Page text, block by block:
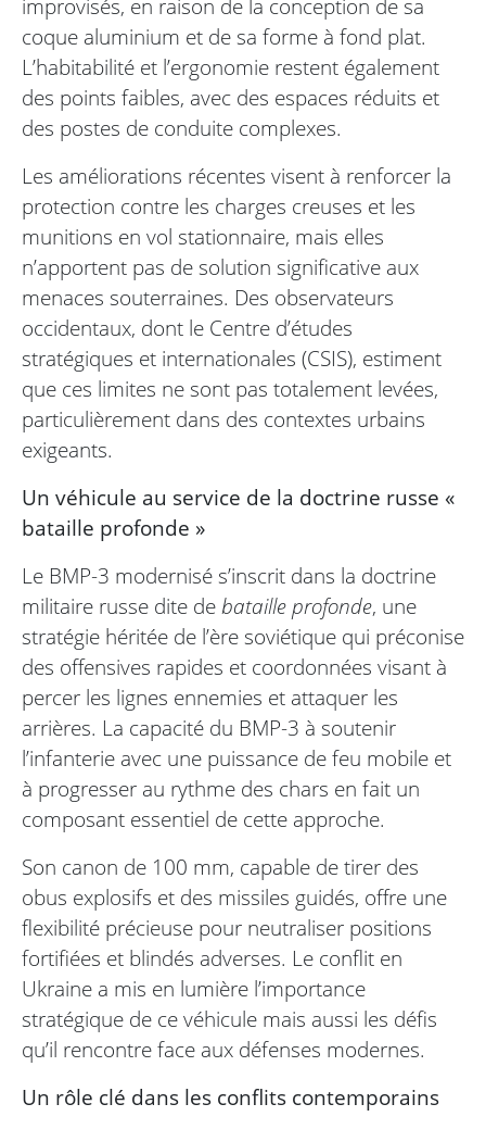
improvisés, en raison de la conception de sa
coque aluminium et de sa forme à fond plat.
L’habitabilité et l’ergonomie restent également
des points faibles, avec des espaces réduits et
des postes de conduite complexes.
Les améliorations récentes visent à renforcer la
protection contre les charges creuses et les
munitions en vol stationnaire, mais elles
n’apportent pas de solution significative aux
menaces souterraines. Des observateurs
occidentaux, dont le Centre d’études
stratégiques et internationales (CSIS), estiment
que ces limites ne sont pas totalement levées,
particulièrement dans des contextes urbains
exigeants.
Un véhicule au service de la doctrine russe «
bataille profonde »
Le BMP-3 modernisé s’inscrit dans la doctrine
militaire russe dite debataille profonde, une
stratégie héritée de l’ère soviétique qui préconise
des offensives rapides et coordonnées visant à
percer les lignes ennemies et attaquer les
arrières. La capacité du BMP-3 à soutenir
l’infanterie avec une puissance de feu mobile et
à progresser au rythme des chars en fait un
composant essentiel de cette approche.
Son canon de 100 mm, capable de tirer des
obus explosifs et des missiles guidés, offre une
flexibilité précieuse pour neutraliser positions
fortifiées et blindés adverses. Le conflit en
Ukraine a mis en lumière l’importance
stratégique de ce véhicule mais aussi les défis
qu’il rencontre face aux défenses modernes.
Un rôle clé dans les conflits contemporains